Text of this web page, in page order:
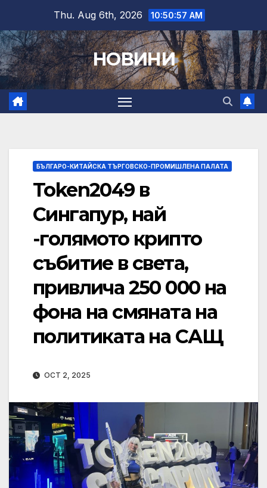
content
Thu. Aug 6th, 2026 10:50:58 AM
НОВИНИ
БЪЛГАРО-КИТАЙСКА ТЪРГОВСКО-ПРОМИШЛЕНА ПАЛАТА
Token2049 в
Сингапур, най
-голямото крипто
събитие в света,
привлича 250 000 на
фона на смяната на
политиката на САЩ
OCT 2, 2025